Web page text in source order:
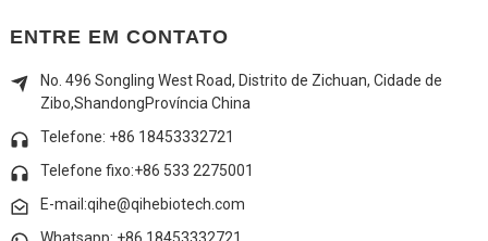
ENTRE EM CONTATO
No. 496 Songling West Road, Distrito de Zichuan, Cidade de
Zibo,ShandongProvíncia China
Telefone: +86 18453332721
Telefone fixo:+86 533 2275001
E-mail:qihe@qihebiotech.com